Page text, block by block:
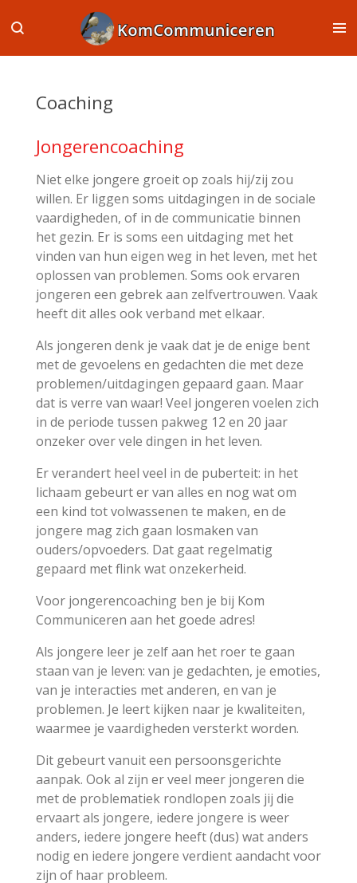
direct
naar
Coaching
Jongerencoaching
Niet elke jongere groeit op zoals hij/zij zou
willen. Er liggen soms uitdagingen in de sociale
vaardigheden, of in de communicatie binnen
het gezin. Er is soms een uitdaging met het
vinden van hun eigen weg in het leven, met het
oplossen van problemen. Soms ook ervaren
jongeren een gebrek aan zelfvertrouwen. Vaak
heeft dit alles ook verband met elkaar.
Als jongeren denk je vaak dat je de enige bent
met de gevoelens en gedachten die met deze
problemen/uitdagingen gepaard gaan. Maar
dat is verre van waar! Veel jongeren voelen zich
in de periode tussen pakweg 12 en 20 jaar
onzeker over vele dingen in het leven.
Er verandert heel veel in de puberteit: in het
lichaam gebeurt er van alles en nog wat om
een kind tot volwassenen te maken, en de
jongere mag zich gaan losmaken van
ouders/opvoeders. Dat gaat regelmatig
gepaard met flink wat onzekerheid.
Voor jongerencoaching ben je bij Kom
Communiceren aan het goede adres!
Als jongere leer je zelf aan het roer te gaan
staan van je leven: van je gedachten, je emoties,
van je interacties met anderen, en van je
problemen. Je leert kijken naar je kwaliteiten,
waarmee je vaardigheden versterkt worden.
Dit gebeurt vanuit een persoonsgerichte
aanpak. Ook al zijn er veel meer jongeren die
met de problematiek rondlopen zoals jij die
ervaart als jongere, iedere jongere is weer
anders, iedere jongere heeft (dus) wat anders
nodig en iedere jongere verdient aandacht voor
zijn of haar probleem.